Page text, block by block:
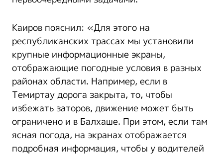
Каиров пояснил: «Для этого на
республиканских трассах мы установили
крупные информационные экраны,
отображающие погодные условия в разных
районах области. Например, если в
Темиртау дорога закрыта, то, чтобы
избежать заторов, движение может быть
ограничено и в Балхаше. При этом, если там
ясная погода, на экранах отображается
подробная информация, чтобы у водителей